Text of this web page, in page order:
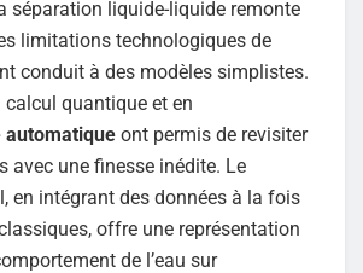
séparation liquide-liquide remonte
limitations technologiques de
conduit à des modèles simplistes.
calcul quantique et en
automatique ont permis de revisiter
avec une finesse inédite. Le
en intégrant des données à la fois
offre une représentation
de l’eau sur